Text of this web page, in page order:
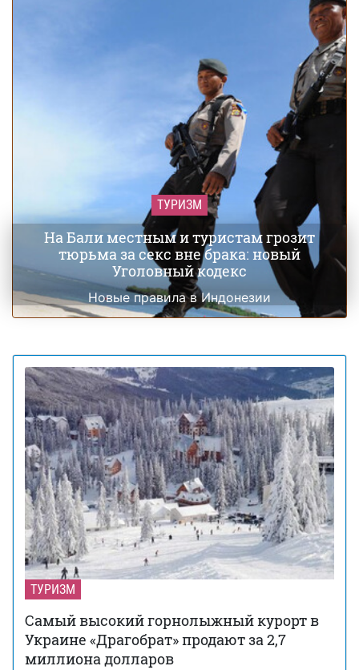
ТУРИЗМ
На Бали местным и туристам грозит
тюрьма за секс вне брака: новый
Уголовный кодекс
Новые правила в Индонезии
ТУРИЗМ
Самый высокий горнолыжный курорт в
Украине «Драгобрат» продают за 2,7
миллиона долларов